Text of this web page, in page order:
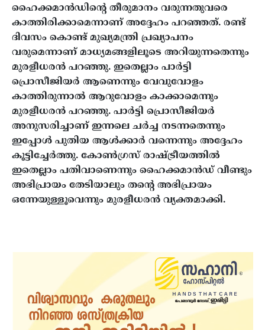
ഹൈക്കമാൻഡിന്റെ തീരുമാനം വരുന്നതുവരെ
കാത്തിരിക്കാമെന്നാണ് അദ്ദേഹം പറഞ്ഞത്. രണ്ട്
ദിവസം കൊണ്ട് മുഖ്യമന്ത്രി പ്രഖ്യാപനം
വരുമെന്നാണ് മാധ്യമങ്ങളിലൂടെ അറിയുന്നതെന്നും
മുരളീധരൻ പറഞ്ഞു. ഇതെല്ലാം പാർട്ടി
പ്രൊസീജിയർ ആണെന്നും വേവുവോളം
കാത്തിരുന്നാൽ ആറുവോളം കാക്കാമെന്നും
മുരളീധരൻ പറഞ്ഞു. പാ‍‍‌ർട്ടി പ്രൊസീജിയർ
അനുസരിച്ചാണ് ഇന്നലെ ചർച്ച നടന്നതെന്നും
ഇപ്പോൾ പുതിയ ആൾക്കാർ വന്നെന്നും അദ്ദേഹം
കൂട്ടിച്ചേർത്തു. കോൺഗ്രസ് രാഷ്ട്രീയത്തിൽ
ഇതെല്ലാം പതിവാണെന്നും ഹൈക്കമാൻഡ് വീണ്ടും
അഭിപ്രായം തേടിയാലും തന്റെ അഭിപ്രായം
ഒന്നേയുള്ളൂവെന്നും മുരളീധരൻ വ്യക്തമാക്കി.